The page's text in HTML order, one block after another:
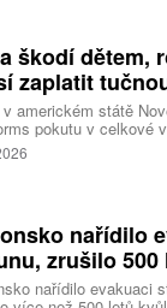
škodí dětem,
zaplatit
americkém státě
pokutu v celkové
za újmu, kterou její
lidem. Firma musí
nařídilo
zrušilo 500
nařídilo evakuaci